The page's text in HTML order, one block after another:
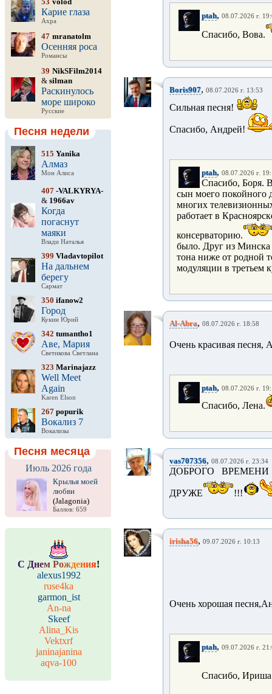
Карие глаза
Ахра
47 mranatolm
Осенняя роса
Романсы
39 NikSFilm2014
& silman
Раскинулось
море широко
Русские
Песня недели
515 Yanika
Алмаз
Мон Алиса
407 -VALKYRYA-
& 1966av
Когда
погаснут
маяки
Влади Наталья
399 Vladavtopilot
На дальнем
берегу
Сармат
350 ifanow2
Город
Кукин Юрий
342 tumantho1
Аве, Мария
Светикова Светлана
323 Marinajazz
Well Meet
Again
Karen Elson
267 popurik
Вокализ 7
Вокализы
Песня месяца
Июль 2026 года
Крылья моей
любви
(Jalagonia)
Баллов: 659
С Днем Рождения!
alexus1992
ruse4ka
garmon_ist
An-na
Skeef
Alina_Kis
Vektxrf
janinajanina
aqva-100
ptah, 08.07.2026 г.
Спасибо, Вова.
Boris907, 08.07.2026 г. 13:53
Сильная песня!
Спасибо, Андрей!
ptah, 08.07.2026 г.
Спасибо, Боря.
сын моего покойного
многих
работает в
консерваторию.
было. Друг из
тона ниже от родной
модуляции в третьем
Al-Abra, 08.07.2026 г. 18:58
Очень красивая песня,
ptah, 08.07.2026 г.
Спасибо, Лена.
vas707356, 08.07.2026 г. 23:34
ДОБРОГО
ДРУЖЕ !!!
irisha56, 09.07.2026 г. 10:13
Очень хорошая
ptah, 09.07.2026 г.
Спасибо,